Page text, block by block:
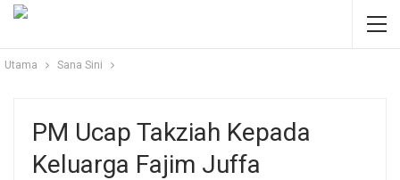
Utama Sana Sini
PM Ucap Takziah Kepada
Keluarga Fajim Juffa